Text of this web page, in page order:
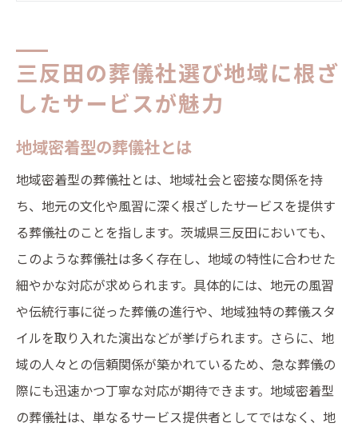
地域の評判を確認する
実際の利用者の声を参考に
び方
葬儀の計画と準備
予算とサービスのバランス
葬儀社の対応力をチェック
地元の祭事や風習を考慮
利用者の体験談を参考に
信頼できる葬儀社の見つけ方
三反田の葬儀社リスト大切な人を心から見送る
ために
信頼できる葬儀社のリスト
三反田の葬儀社選び地域に根ざ
したサービスが魅力
地域密着型の葬儀社とは
地域密着型の葬儀社とは、地域社会と密接な関係を持
ち、地元の文化や風習に深く根ざしたサービスを提供す
る葬儀社のことを指します。茨城県三反田においても、
このような葬儀社は多く存在し、地域の特性に合わせた
細やかな対応が求められます。具体的には、地元の風習
や伝統行事に従った葬儀の進行や、地域独特の葬儀スタ
イルを取り入れた演出などが挙げられます。さらに、地
域の人々との信頼関係が築かれているため、急な葬儀の
際にも迅速かつ丁寧な対応が期待できます。地域密着型
の葬儀社は、単なるサービス提供者としてではなく、地